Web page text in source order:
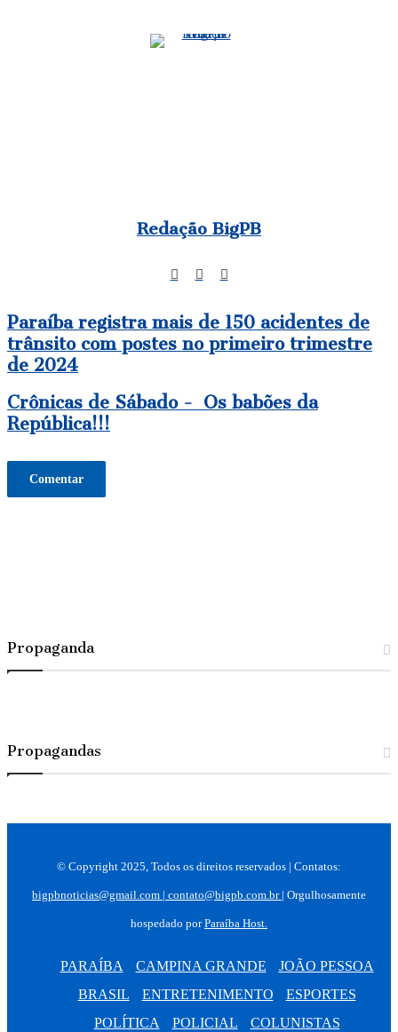
Redação BigPB
WebsiteFacebookInstagram
Paraíba
registra
mais
de
acidentes
de
trânsito
postes
primeiro
Paraíba registra mais de 150 acidentes de
trânsito com postes no primeiro trimestre
de 2024
Crônicas
de
Sábado
Os
babões
da
Crônicas de Sábado - Os babões da
República!!!
Comentar
Propaganda
Propagandas
© Copyright 2025, Todos os direitos reservados | Contatos:
bigpbnoticias@gmail.com | contato@bigpb.com.br | Orgulhosamente
hospedado porParaíba Host.
PARAÍBA CAMPINA GRANDE
JOÃO PESSOA
BRASIL
ENTRETENIMENTO
ESPORTES
POLÍTICA
POLICIAL COLUNISTAS